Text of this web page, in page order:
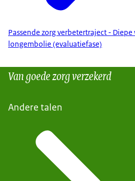
Passende zorg verbetertraject -
longembolie (evaluatiefase)
Van goede zorg verzekerd
Andere talen